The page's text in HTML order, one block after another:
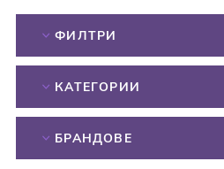
ФИЛТРИ
КАТЕГОРИИ
БРАНДОВЕ